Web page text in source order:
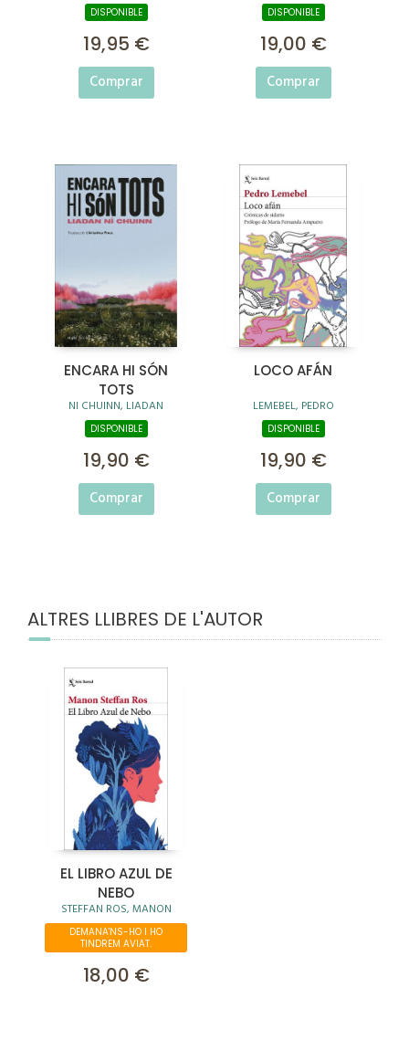
DISPONIBLE
19,95 €
Comprar
DISPONIBLE
19,00 €
Comprar
ENCARA HI SÓN
TOTS
NI CHUINN, LIADAN
DISPONIBLE
19,90 €
Comprar
LOCO AFÁN
LEMEBEL, PEDRO
DISPONIBLE
19,90 €
Comprar
ALTRES LLIBRES DE L'AUTOR
EL LIBRO AZUL DE
NEBO
STEFFAN ROS, MANON
DEMANA'NS-HO I HO
TINDREM AVIAT.
18,00 €